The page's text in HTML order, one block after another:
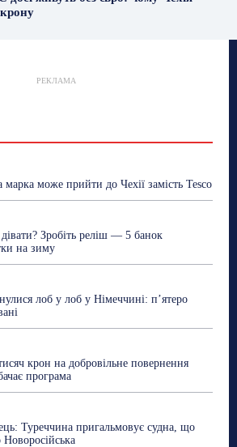
РЕКЛАМА
Мандри Мова
Новини України
Сад та город Світ
Спорт
Топ-новини Фоторепортаж
марка може прийти до Чехії замість Tesco
Зробіть реліш — 5 банок
на зиму
лоб у лоб у Німеччині: п’ятеро
крон на добровільне повернення
програма
Туреччина пригальмовує судна, що
Новоросійська